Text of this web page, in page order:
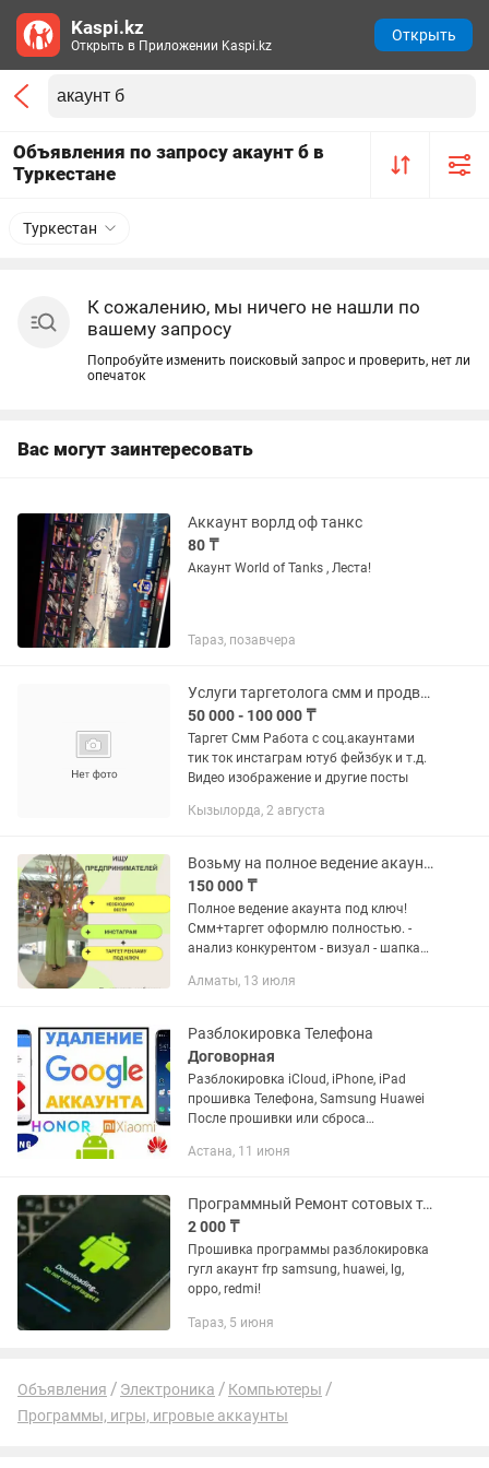
Объявления по запросу акаунт б в
Туркестане
Туркестан
К сожалению, мы ничего не нашли по
вашему запросу
Попробуйте изменить поисковый запрос и проверить, нет ли
опечаток
Вас могут заинтересовать
Аккаунт ворлд оф танкс
80 ₸
Акаунт World of Tanks , Леста!
Тараз, позавчера
Услуги таргетолога смм и продвижение соц.аккаунтов
50 000 - 100 000 ₸
Таргет Смм Работа с соц.акаунтами
тик ток инстаграм ютуб фейзбук и т.д.
Видео изображение и другие посты
Кызылорда, 2 августа
Возьму на полное ведение акаунт Инстаграмм смм+таргет
150 000 ₸
Полное ведение акаунта под ключ!
Смм+таргет оформлю полностью. -
анализ конкурентом - визуал - шапка
под рекламы
Алматы, 13 июля
Разблокировка Телефона
Договорная
Разблокировка iCloud, iPhone, iPad
прошивка Телефона, Samsung Huawei
После прошивки или сброса
Google аккаунт? Вы не можете
Астана, 11 июня
Программный Ремонт сотовых телефонов Ауыл береке
2 000 ₸
Прошивка программы разблокировка
гугл акаунт frp samsung, huawei, lg,
oppo, redmi!
Тараз, 5 июня
Объявления Электроника
Компьютеры
Программы, игры, игровые аккаунты
Kaspi.kz
Открыть в Приложении Kaspi.kz
Открыть